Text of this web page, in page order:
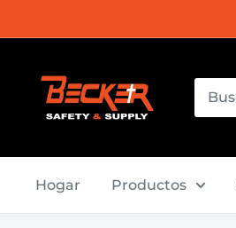
directamente
contenido
Safety
and
Hogar Productos